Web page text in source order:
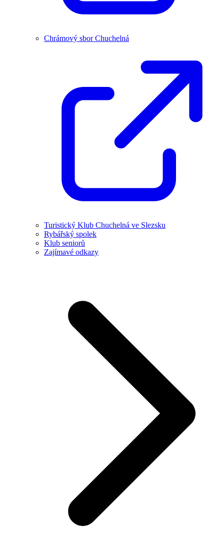
Chrámový sbor Chuchelná
Turistický Klub Chuchelná ve Slezsku
Rybářský spolek
Klub seniorů
Zajímavé odkazy